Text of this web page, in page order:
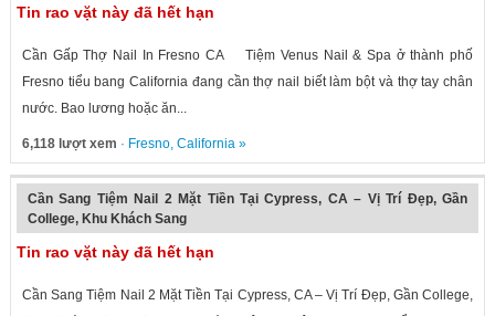
Tin rao vặt này đã hết hạn
Cần Gấp Thợ Nail In Fresno CA Tiệm Venus Nail & Spa ở thành phố
Fresno tiểu bang California đang cần thợ nail biết làm bột và thợ tay chân
nước. Bao lương hoặc ăn...
6,118 lượt xem · Fresno, California»
Cần Sang Tiệm Nail 2 Mặt Tiền Tại Cypress, CA – Vị Trí Đẹp, Gần
College, Khu Khách Sang
Tin rao vặt này đã hết hạn
Cần Sang Tiệm Nail 2 Mặt Tiền Tại Cypress, CA – Vị Trí Đẹp, Gần College,